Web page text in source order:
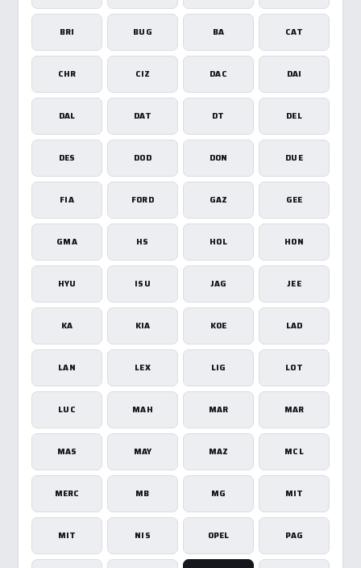
BRI BUG BA CAT
CHR CIZ DAC DAI
DAL DAT DT DEL
DES DOD DON DUE
FIA FORD GAZ GEE
GMA HS HOL HON
HYU ISU JAG JEE
KA KIA KOE LAD
LAN LEX LIG LOT
LUC MAH MAR MAR
MAS MAY MAZ MCL
MERC MB MG MIT
MIT NIS OPEL PAG